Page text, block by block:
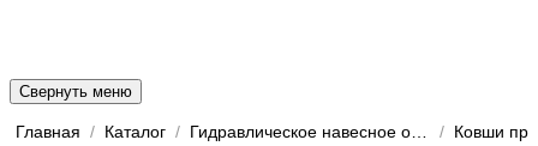
Свернуть меню
Главная / Каталог / /